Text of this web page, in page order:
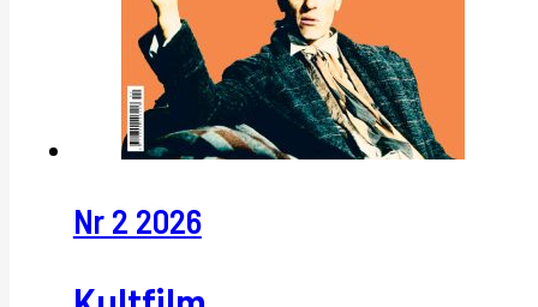
Nr 2 2026